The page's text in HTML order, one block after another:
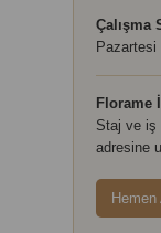
Çalışma
Florame
Staj ve iş
adresine
Hemen